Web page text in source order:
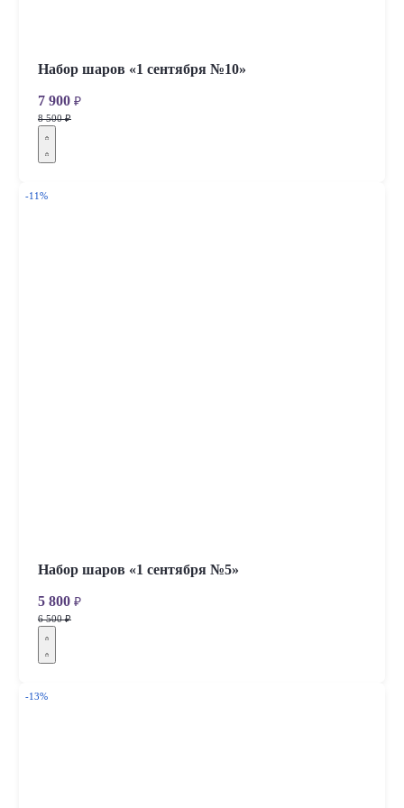
Набор шаров «1 сентября №10»
7 900 ₽
8 500 ₽
-11%
Набор шаров «1 сентября №5»
5 800 ₽
6 500 ₽
-13%